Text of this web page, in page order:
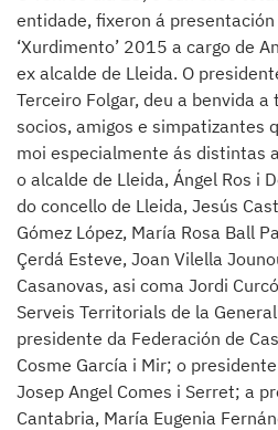
entidade, fixeron á
‘Xurdimento’ 2015 a cargo de
ex alcalde de Lleida. O
Terceiro Folgar, deu a benvida
socios, amigos e simpatizantes
moi especialmente ás distintas
o alcalde de Lleida, Ángel Ros i
do concello de Lleida, Jesús
Gómez López, María Rosa Ball
Çerdá Esteve, Joan Vilella
Casanovas, asi coma Jordi
Serveis Territorials de la
presidente da Federación de
Cosme García i Mir; o presidente
Josep Angel Comes i Serret; a
Cantabria, María Eugenia